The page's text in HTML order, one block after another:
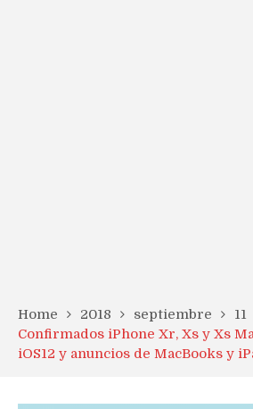
Home 2018 septiembre
11
Confirmados iPhone Xr, Xs y Xs
iOS12 y anuncios de MacBooks y